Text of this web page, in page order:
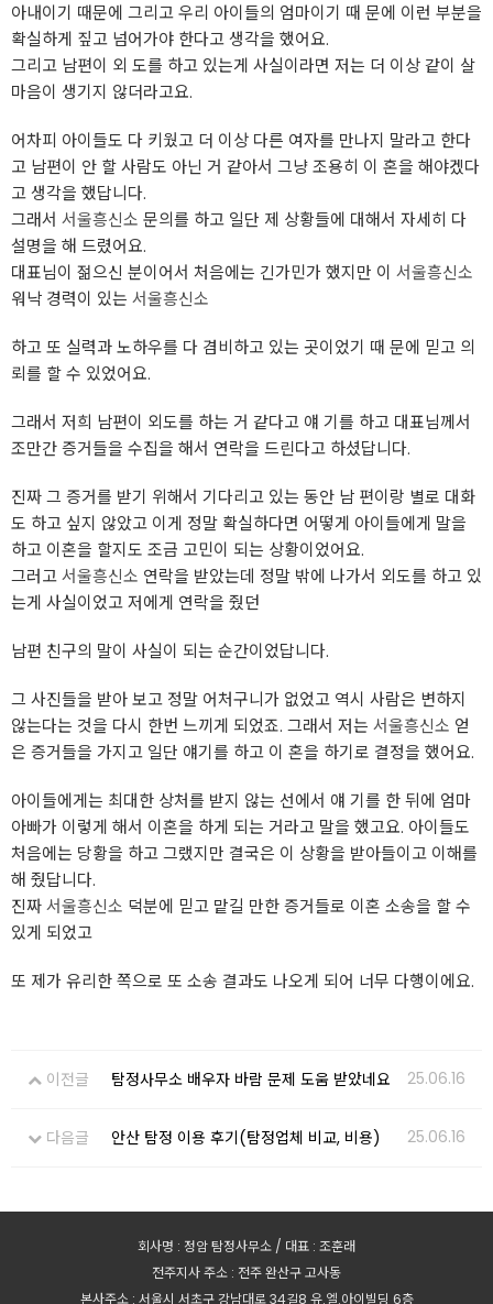
아내이기 때문에 그리고 우리 아이들의 엄마이기 때 문에 이런 부분을
확실하게 짚고 넘어가야 한다고 생각을 했어요.
그리고 남편이 외 도를 하고 있는게 사실이라면 저는 더 이상 같이 살
마음이 생기지 않더라고요.
어차피 아이들도 다 키웠고 더 이상 다른 여자를 만나지 말라고 한다
고 남편이 안 할 사람도 아닌 거 같아서 그냥 조용히 이 혼을 해야겠다
고 생각을 했답니다.
그래서 서울흥신소 문의를 하고 일단 제 상황들에 대해서 자세히 다
설명을 해 드렸어요.
대표님이 젊으신 분이어서 처음에는 긴가민가 했지만 이 서울흥신소
워낙 경력이 있는 서울흥신소
하고 또 실력과 노하우를 다 겸비하고 있는 곳이었기 때 문에 믿고 의
뢰를 할 수 있었어요.
그래서 저희 남편이 외도를 하는 거 같다고 얘 기를 하고 대표님께서
조만간 증거들을 수집을 해서 연락을 드린다고 하셨답니다.
진짜 그 증거를 받기 위해서 기다리고 있는 동안 남 편이랑 별로 대화
도 하고 싶지 않았고 이게 정말 확실하다면 어떻게 아이들에게 말을
하고 이혼을 할지도 조금 고민이 되는 상황이었어요.
그러고서울흥신소 연락을 받았는데 정말 밖에 나가서 외도를 하고 있
는게 사실이었고 저에게 연락을 줬던
남편 친구의 말이 사실이 되는 순간이었답니다.
그 사진들을 받아 보고 정말 어처구니가 없었고 역시 사람은 변하지
않는다는 것을 다시 한번 느끼게 되었죠. 그래서 저는 서울흥신소 얻
은 증거들을 가지고 일단 얘기를 하고 이 혼을 하기로 결정을 했어요.
아이들에게는 최대한 상처를 받지 않는 선에서 얘 기를 한 뒤에 엄마
아빠가 이렇게 해서 이혼을 하게 되는 거라고 말을 했고요. 아이들도
처음에는 당황을 하고 그랬지만 결국은 이 상황을 받아들이고 이해를
해 줬답니다.
진짜서울흥신소 덕분에 믿고 맡길 만한 증거들로 이혼 소송을 할 수
있게 되었고
또 제가 유리한 쪽으로 또 소송 결과도 나오게 되어 너무 다행이에요.
이전글 탐정사무소 배우자 바람 문제 도움 받았네요 25.06.16
다음글 안산 탐정 이용 후기(탐정업체 비교, 비용) 25.06.16
회사명 : 정암 탐정사무소 / 대표 : 조훈래
전주지사 주소 : 전주 완산구 고사동
본사주소 : 서울시 서초구 강남대로 34길8 유.엘.아이빌딩 6층